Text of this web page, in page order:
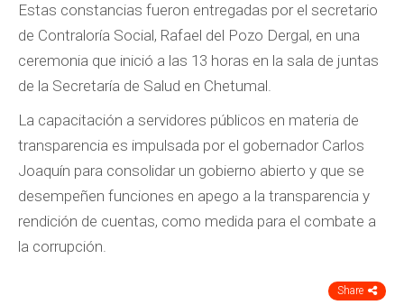
Estas constancias fueron entregadas por el secretario
de Contraloría Social, Rafael del Pozo Dergal, en una
ceremonia que inició a las 13 horas en la sala de juntas
de la Secretaría de Salud en Chetumal.
La capacitación a servidores públicos en materia de
transparencia es impulsada por el gobernador Carlos
Joaquín para consolidar un gobierno abierto y que se
desempeñen funciones en apego a la transparencia y
rendición de cuentas, como medida para el combate a
la corrupción.
Share